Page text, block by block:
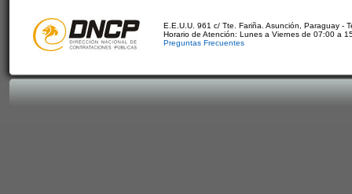
E.E.U.U. 961 c/ Tte. Fariña. Asunción, Paraguay -
Horario de Atención: Lunes a Viernes de 07:00 a
Preguntas Frecuentes